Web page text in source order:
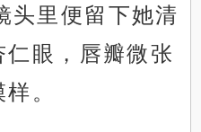
头里便留下她清
眼，唇瓣微张
。